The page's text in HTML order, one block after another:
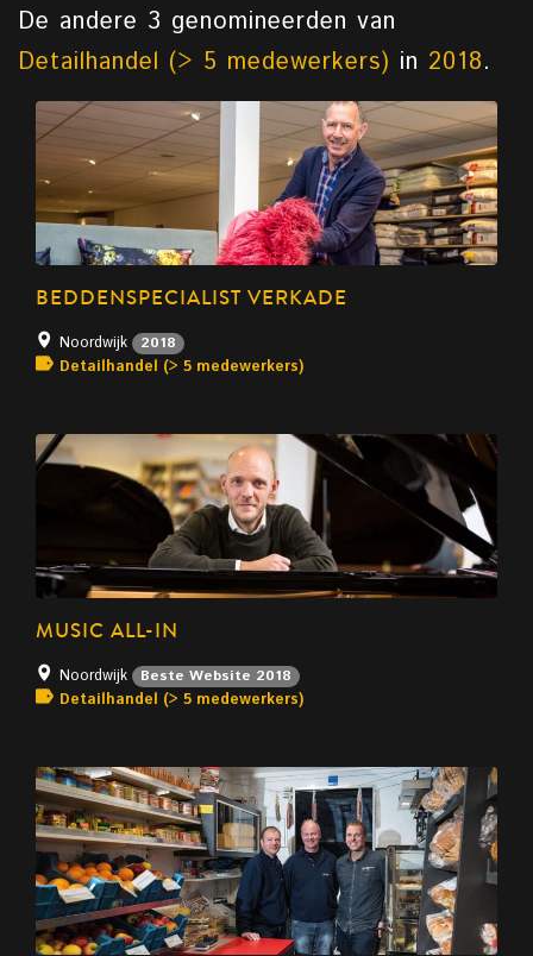
De andere 3 genomineerden van
Detailhandel (> 5 medewerkers) in 2018.
BEDDENSPECIALIST VERKADE
Noordwijk 2018
Detailhandel (> 5 medewerkers)
MUSIC ALL-IN
Noordwijk Beste Website 2018
Detailhandel (> 5 medewerkers)